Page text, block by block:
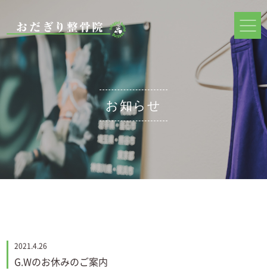
お知らせ
2021.4.26
G.Wのお休みのご案内